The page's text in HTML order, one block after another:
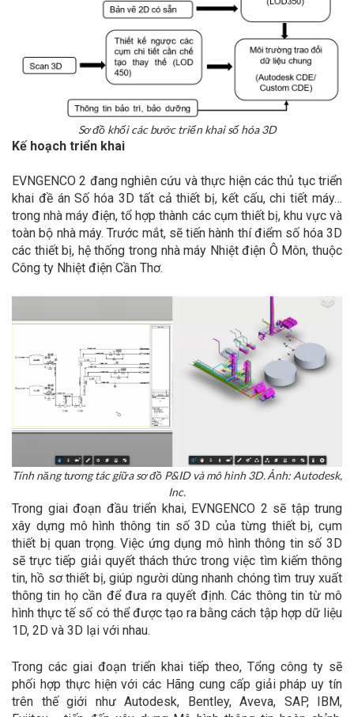
Sơ đồ khối các bước triển khai số hóa 3D
Kế hoạch triển khai
EVNGENCO 2 đang nghiên cứu và thực hiện các thủ tục triển
khai đề án Số hóa 3D tất cả thiết bị, kết cấu, chi tiết máy…
trong nhà máy điện, tổ hợp thành các cụm thiết bị, khu vực và
toàn bộ nhà máy. Trước mắt, sẽ tiến hành thí điểm số hóa 3D
các thiết bị, hệ thống trong nhà máy Nhiệt điện Ô Môn, thuộc
Công ty Nhiệt điện Cần Thơ.
Tính năng tương tác giữa sơ đồ P&ID và mô hình 3D. Ảnh: Autodesk,
Inc.
Trong giai đoạn đầu triển khai, EVNGENCO 2 sẽ tập trung
xây dựng mô hình thông tin số 3D của từng thiết bị, cụm
thiết bị quan trọng. Việc ứng dụng mô hình thông tin số 3D
sẽ trực tiếp giải quyết thách thức trong việc tìm kiếm thông
tin, hồ sơ thiết bị, giúp người dùng nhanh chóng tìm truy xuất
thông tin họ cần để đưa ra quyết định. Các thông tin từ mô
hình thực tế số có thể được tạo ra bằng cách tập hợp dữ liệu
1D, 2D và 3D lại với nhau.
Trong các giai đoạn triển khai tiếp theo, Tổng công ty sẽ
phối hợp thực hiện với các Hãng cung cấp giải pháp uy tín
trên thế giới như Autodesk, Bentley, Aveva, SAP, IBM,